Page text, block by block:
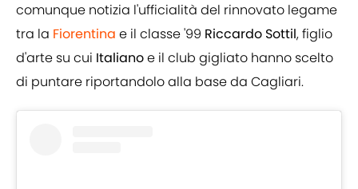
comunque notizia l'ufficialità del rinnovato legame
tra la Fiorentina e il classe '99 Riccardo Sottil, figlio
d'arte su cui Italianoe il club gigliato hanno scelto
di puntare riportandolo alla base da Cagliari.